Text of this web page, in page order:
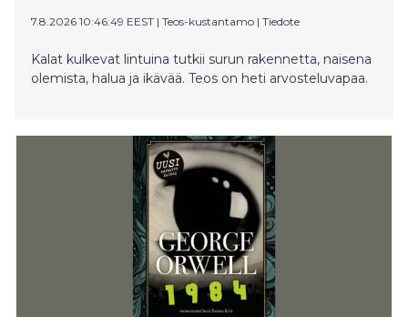
7.8.2026 10:46:49 EEST | Teos-kustantamo | Tiedote
Kalat kulkevat lintuina tutkii surun rakennetta, naisena
olemista, halua ja ikävää. Teos on heti arvosteluvapaa.